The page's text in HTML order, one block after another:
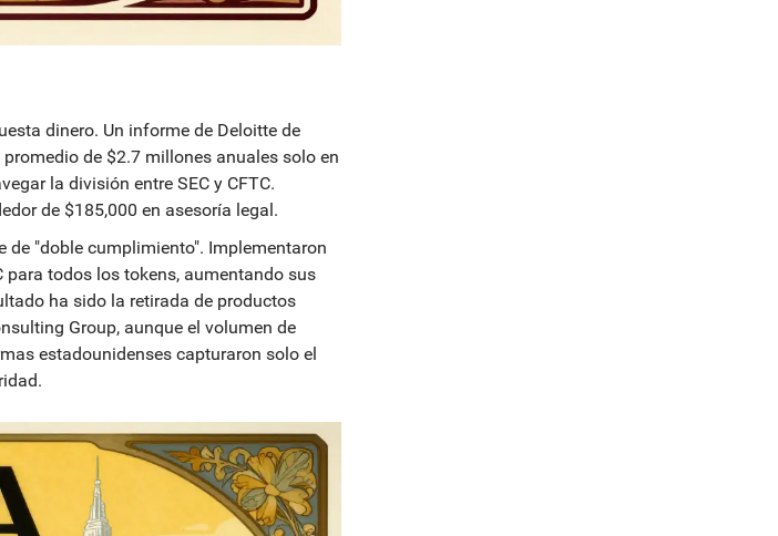
dinero. Un informe de Deloitte de
de $2.7 millones anuales solo en
la división entre SEC y CFTC.
de $185,000 en asesoría legal.
de "doble cumplimiento". Implementaron
para todos los tokens, aumentando sus
ha sido la retirada de productos
Group, aunque el volumen de
estadounidenses capturaron solo el